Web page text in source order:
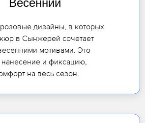
Весенний
дизайны, в которых
в Сынжерей сочетает
мотивами. Это
нанесение и фиксацию,
на весь сезон.